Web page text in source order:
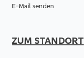
E-Mail senden
ZUM STANDORT